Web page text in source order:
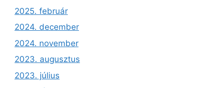
2025. február
2024. december
2024. november
2023. augusztus
2023. július